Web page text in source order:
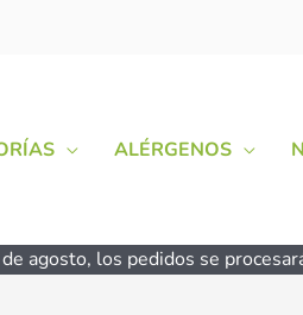
ALÉRGENOS
agosto, los pedidos se